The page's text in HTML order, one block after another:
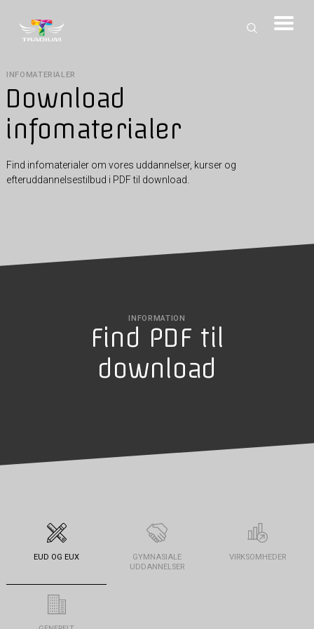
INFOMATERIALER
Download
infomaterialer
Find infomaterialer om vores uddannelser, kurser og
efteruddannelsestilbud i PDF til download.
INFORMATION
Find PDF til
download
EUD OG EUX
GYMNASIALE
UDDANNELSER
VIRKSOMHEDER